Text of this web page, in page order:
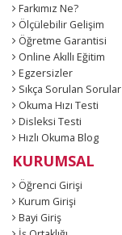
Farkımız Ne?
Ölçülebilir Gelişim
Öğretme Garantisi
Online Akıllı Eğitim
Egzersizler
Sıkça Sorulan Sorular
Okuma Hızı Testi
Disleksi Testi
Hızlı Okuma Blog
KURUMSAL
Öğrenci Girişi
Kurum Girişi
Bayi Giriş